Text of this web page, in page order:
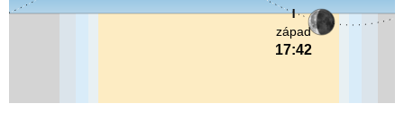
západ
17:42